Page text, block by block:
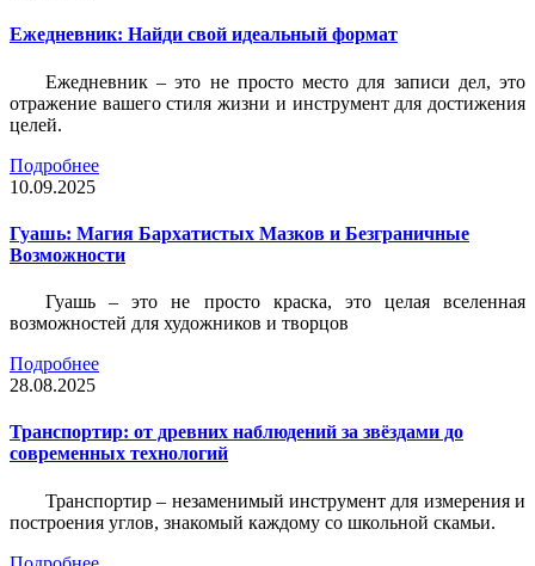
Ежедневник: Найди свой идеальный формат
Ежедневник – это не просто место для записи дел, это
отражение вашего стиля жизни и инструмент для достижения
целей.
Подробнее
10.09.2025
Гуашь: Магия Бархатистых Мазков и Безграничные
Возможности
Гуашь – это не просто краска, это целая вселенная
возможностей для художников и творцов
Подробнее
28.08.2025
Транспортир: от древних наблюдений за звёздами до
современных технологий
Транспортир – незаменимый инструмент для измерения и
построения углов, знакомый каждому со школьной скамьи.